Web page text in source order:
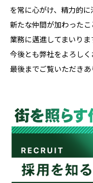
を常に心がけ、精力的に
新たな仲間が加わった
業務に邁進してまいりま
今後とも弊社をよろしく
最後までご覧いただきあ